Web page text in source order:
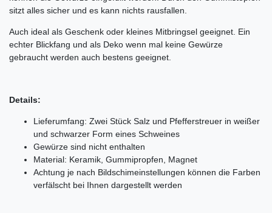
sitzt alles sicher und es kann nichts rausfallen.
Auch ideal als Geschenk oder kleines Mitbringsel geeignet. Ein
echter Blickfang und als Deko wenn mal keine Gewürze
gebraucht werden auch bestens geeignet.
Details:
Lieferumfang: Zwei Stück Salz und Pfefferstreuer in weißer
und schwarzer Form eines Schweines
Gewürze sind nicht enthalten
Material: Keramik, Gummipropfen, Magnet
Achtung je nach Bildschimeinstellungen können die Farben
verfälscht bei Ihnen dargestellt werden